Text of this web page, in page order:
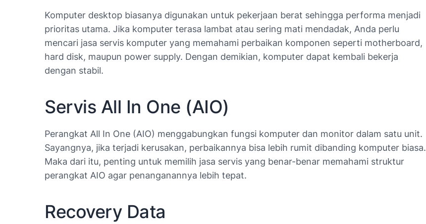
Komputer desktop biasanya digunakan untuk pekerjaan berat sehingga performa menjadi
prioritas utama. Jika komputer terasa lambat atau sering mati mendadak, Anda perlu
mencari jasa servis komputer yang memahami perbaikan komponen seperti motherboard,
hard disk, maupun power supply. Dengan demikian, komputer dapat kembali bekerja
dengan stabil.
Servis All In One (AIO)
Perangkat All In One (AIO) menggabungkan fungsi komputer dan monitor dalam satu unit.
Sayangnya, jika terjadi kerusakan, perbaikannya bisa lebih rumit dibanding komputer biasa.
Maka dari itu, penting untuk memilih jasa servis yang benar-benar memahami struktur
perangkat AIO agar penanganannya lebih tepat.
Recovery Data